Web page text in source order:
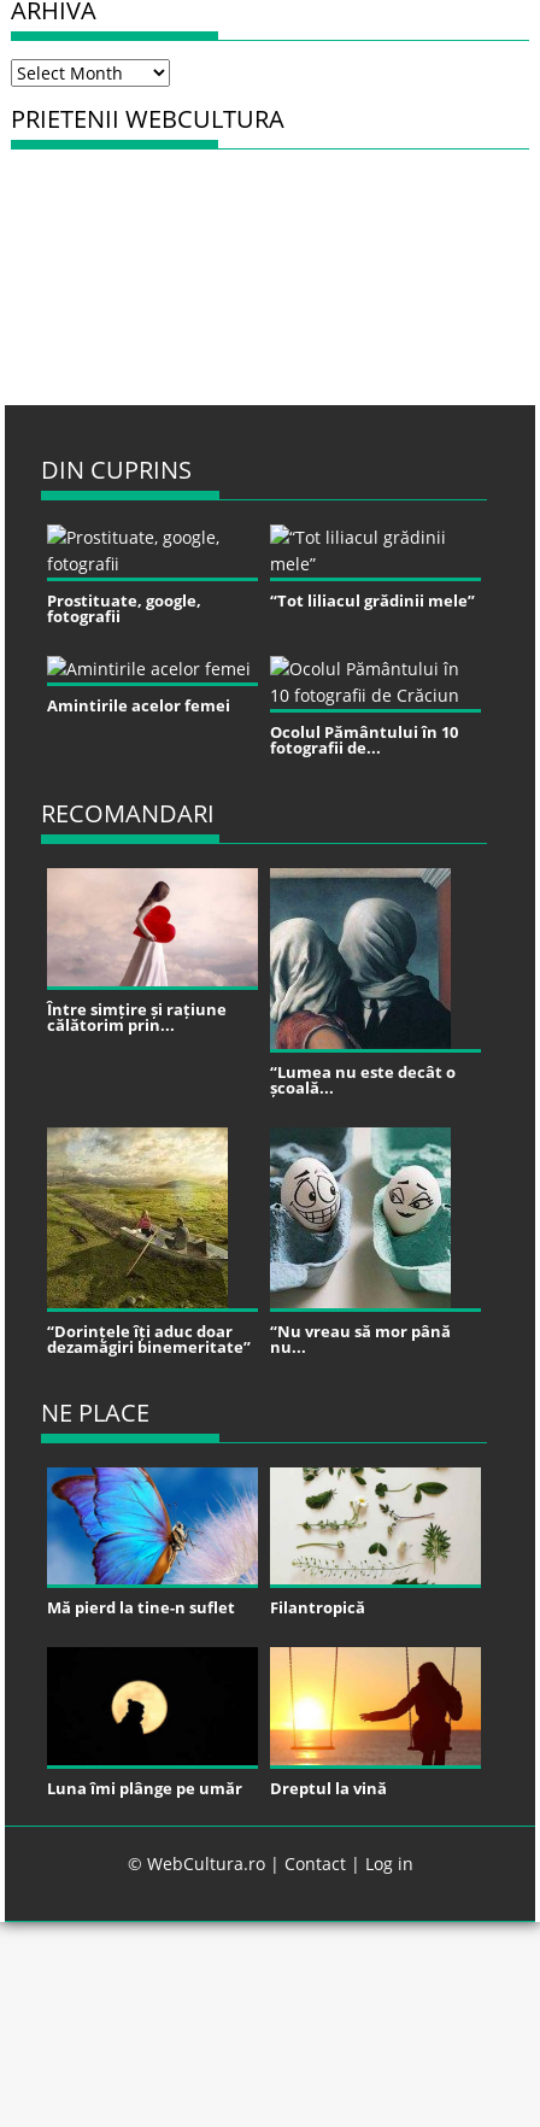
ARHIVA
Arhiva
PRIETENII WEBCULTURA
DIN CUPRINS
Prostituate, google,
fotografii
“Tot liliacul grădinii mele”
Amintirile acelor femei
Ocolul Pământului în 10
fotografii de...
RECOMANDARI
Între simțire și rațiune
călătorim prin...
“Lumea nu este decât o
școală...
“Dorințele îți aduc doar
dezamăgiri binemeritate”
“Nu vreau să mor până
nu...
NE PLACE
Mă pierd la tine-n suflet Filantropică
Luna îmi plânge pe umăr Dreptul la vină
© WebCultura.ro | Contact| Log in